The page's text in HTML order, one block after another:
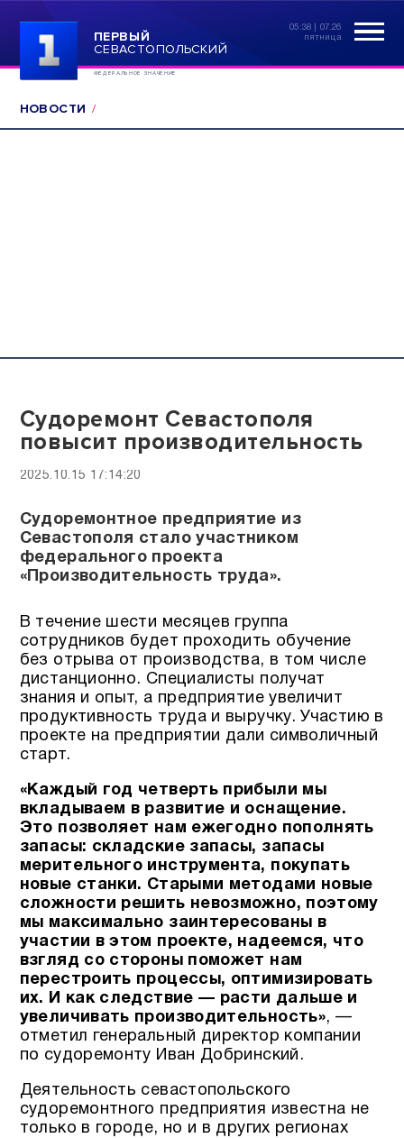
ПЕРВЫЙ
СЕВАСТОПОЛЬСКИЙ
ФЕДЕРАЛЬНОЕ ЗНАЧЕНИЕ
05:38 | 07.26
пятница
НОВОСТИ
Судоремонт Севастополя
повысит производительность
2025.10.15 17:14:20
Судоремонтное предприятие из
Севастополя стало участником
федерального проекта
«Производительность труда».
В течение шести месяцев группа
сотрудников будет проходить обучение
без отрыва от производства, в том числе
дистанционно. Специалисты получат
знания и опыт, а предприятие увеличит
продуктивность труда и выручку. Участию в
проекте на предприятии дали символичный
старт.
«Каждый год четверть прибыли мы
вкладываем в развитие и оснащение.
Это позволяет нам ежегодно пополнять
запасы: складские запасы, запасы
мерительного инструмента, покупать
новые станки. Старыми методами новые
сложности решить невозможно, поэтому
мы максимально заинтересованы в
участии в этом проекте, надеемся, что
взгляд со стороны поможет нам
перестроить процессы, оптимизировать
их. И как следствие — расти дальше и
увеличивать производительность», —
отметил генеральный директор компании
по судоремонту Иван Добринский.
Деятельность севастопольского
судоремонтного предприятия известна не
только в городе, но и в других регионах